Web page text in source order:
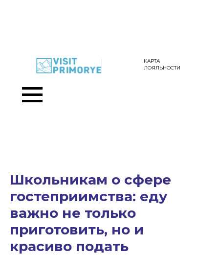
КАРТА
ЛОЯЛЬНОСТИ
Школьникам о сфере
гостеприимства: еду
важно не только
приготовить, но и
красиво подать